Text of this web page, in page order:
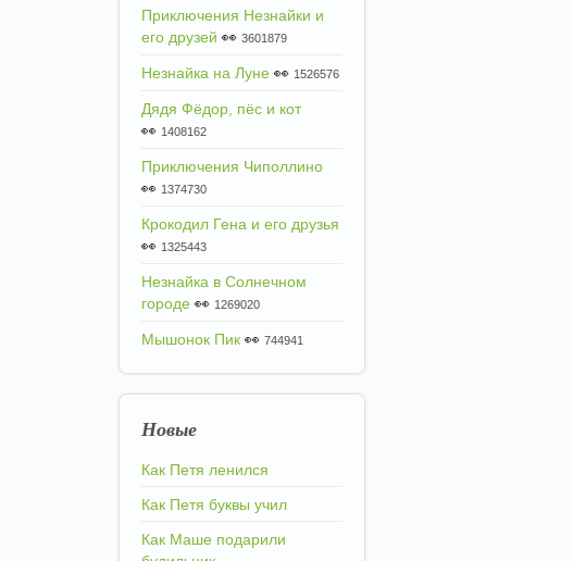
Приключения Незнайки и
его друзей 👀 3601879
Незнайка на Луне 👀 1526576
Дядя Фёдор, пёс и кот
👀 1408162
Приключения Чиполлино
👀 1374730
Крокодил Гена и его друзья
👀 1325443
Незнайка в Солнечном
городе 👀 1269020
Мышонок Пик 👀 744941
Новые
Как Петя ленился
Как Петя буквы учил
Как Маше подарили